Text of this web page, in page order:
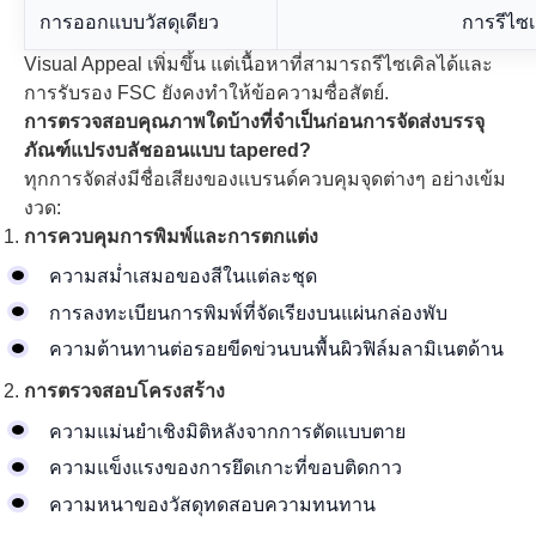
การออกแบบวัสดุเดียว การรีไซ
Visual Appeal เพิ่มขึ้น แต่เนื้อหาที่สามารถรีไซเคิลได้และ
การรับรอง FSC ยังคงทำให้ข้อความซื่อสัตย์.
การตรวจสอบคุณภาพใดบ้างที่จำเป็นก่อนการจัดส่งบรรจุ
ภัณฑ์แปรงบลัชออนแบบ tapered?
ทุกการจัดส่งมีชื่อเสียงของแบรนด์ควบคุมจุดต่างๆ อย่างเข้ม
งวด:
การควบคุมการพิมพ์และการตกแต่ง
ความสม่ำเสมอของสีในแต่ละชุด
การลงทะเบียนการพิมพ์ที่จัดเรียงบนแผ่นกล่องพับ
ความต้านทานต่อรอยขีดข่วนบนพื้นผิวฟิล์มลามิเนตด้าน
การตรวจสอบโครงสร้าง
ความแม่นยำเชิงมิติหลังจากการตัดแบบตาย
ความแข็งแรงของการยึดเกาะที่ขอบติดกาว
ความหนาของวัสดุทดสอบความทนทาน